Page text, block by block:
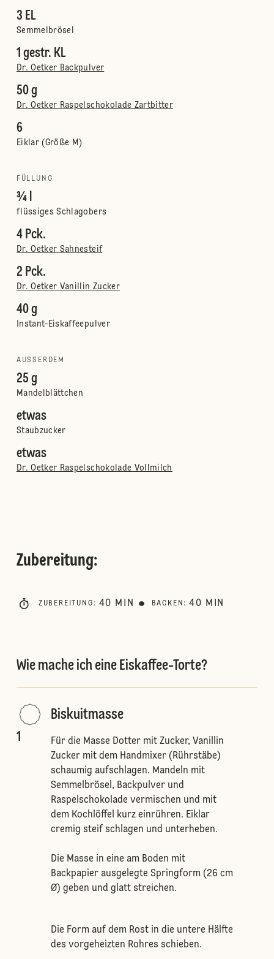
3 EL
Semmelbrösel
1 gestr. KL
Dr. Oetker Backpulver
50 g
Dr. Oetker Raspelschokolade Zartbitter
6
Eiklar (Größe M)
FÜLLUNG
¾ l
flüssiges Schlagobers
4 Pck.
Dr. Oetker Sahnesteif
2 Pck.
Dr. Oetker Vanillin Zucker
40 g
Instant-Eiskaffeepulver
AUSSERDEM
25 g
Mandelblättchen
etwas
Staubzucker
etwas
Dr. Oetker Raspelschokolade Vollmilch
Zubereitung:
ZUBEREITUNG : 40 MIN BACKEN : 40 MIN
Wie mache ich eine Eiskaffee-Torte?
1
Biskuitmasse
Für die Masse Dotter mit Zucker, Vanillin
Zucker mit dem Handmixer (Rührstäbe)
schaumig aufschlagen. Mandeln mit
Semmelbrösel, Backpulver und
Raspelschokolade vermischen und mit
dem Kochlöffel kurz einrühren. Eiklar
cremig steif schlagen und unterheben.
Die Masse in eine am Boden mit
Backpapier ausgelegte Springform (26 cm
Ø) geben und glatt streichen.
Die Form auf dem Rost in die untere Hälfte
des vorgeheizten Rohres schieben.